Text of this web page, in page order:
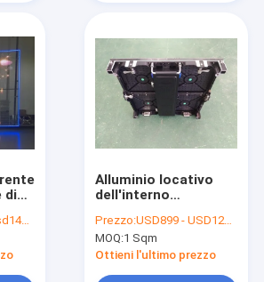
di
Sqm
Alluminio locativo
dell'interno
pressofusione
dell'armadietto di
esposizione del LED
Prezzo:USD899 - USD1299 / Sqm ( price is negotiable )
MOQ:1 Sqm
Ottieni l'ultimo prezzo